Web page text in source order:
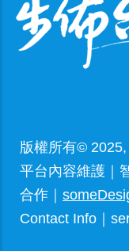
版權所有© 2025,
平台內容維護｜
合作｜
Contact Info｜